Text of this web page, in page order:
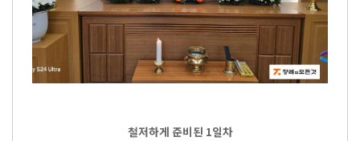
철저하게 준비된 1일차